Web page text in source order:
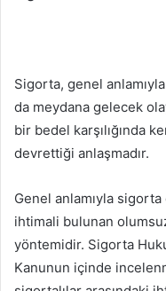
Sigorta, genel
da meydana gelecek
bir bedel karşılığında
devrettiği anlaşmadır.
Genel anlamıyla
ihtimali bulunan
yöntemidir. Sigorta
Kanunun içinde